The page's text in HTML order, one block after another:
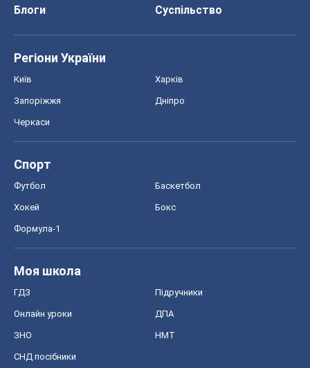
Блоги
Суспільство
Регіони України
Київ Харків
Запоріжжя Дніпро
Черкаси
Спорт
Футбол Баскетбол
Хокей Бокс
Формула-1
Моя школа
ГДЗ Підручники
Онлайн уроки ДПА
ЗНО НМТ
СНД посібники